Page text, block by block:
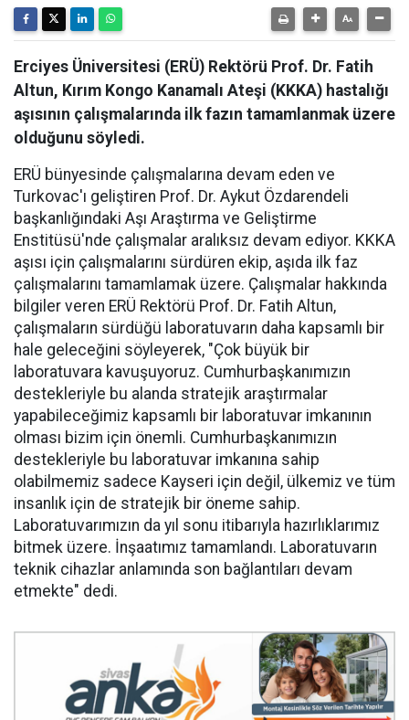
Erciyes Üniversitesi (ERÜ) Rektörü Prof. Dr. Fatih
Altun, Kırım Kongo Kanamalı Ateşi (KKKA) hastalığı
aşısının çalışmalarında ilk fazın tamamlanmak üzere
olduğunu söyledi.
ERÜ bünyesinde çalışmalarına devam eden ve
Turkovac'ı geliştiren Prof. Dr. Aykut Özdarendeli
başkanlığındaki Aşı Araştırma ve Geliştirme
Enstitüsü'nde çalışmalar aralıksız devam ediyor. KKKA
aşısı için çalışmalarını sürdüren ekip, aşıda ilk faz
çalışmalarını tamamlamak üzere. Çalışmalar hakkında
bilgiler veren ERÜ Rektörü Prof. Dr. Fatih Altun,
çalışmaların sürdüğü laboratuvarın daha kapsamlı bir
hale geleceğini söyleyerek, "Çok büyük bir
laboratuvara kavuşuyoruz. Cumhurbaşkanımızın
destekleriyle bu alanda stratejik araştırmalar
yapabileceğimiz kapsamlı bir laboratuvar imkanının
olması bizim için önemli. Cumhurbaşkanımızın
destekleriyle bu laboratuvar imkanına sahip
olabilmemiz sadece Kayseri için değil, ülkemiz ve tüm
insanlık için de stratejik bir öneme sahip.
Laboratuvarımızın da yıl sonu itibarıyla hazırlıklarımız
bitmek üzere. İnşaatımız tamamlandı. Laboratuvarın
teknik cihazlar anlamında son bağlantıları devam
etmekte" dedi.